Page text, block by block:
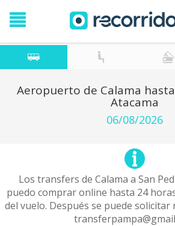
Aeropuerto de Calama
Atacama
06/08/2026
Los transfers de Calama a San
puedo comprar online hasta 24
del vuelo. Después se puede